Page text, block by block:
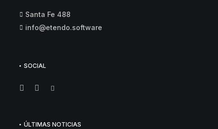
Santa Fe 488
info@etendo.software
SOCIAL
ÚLTIMAS NOTICIAS